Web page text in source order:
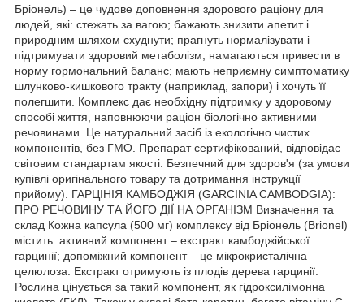
Бріонель) – це чудове доповнення здорового раціону для
людей, які: стежать за вагою; бажають знизити апетит і
природним шляхом схуднути; прагнуть нормалізувати і
підтримувати здоровий метаболізм; намагаються привести в
норму гормональний баланс; мають неприємну симптоматику
шлунково-кишкового тракту (наприклад, запори) і хочуть її
полегшити. Комплекс дає необхідну підтримку у здоровому
способі життя, наповнюючи раціон біологічно активними
речовинами. Це натуральний засіб із екологічно чистих
компонентів, без ГМО. Препарат сертифікований, відповідає
світовим стандартам якості. Безпечний для здоров'я (за умови
купівлі оригінального товару та дотримання інструкції
прийому). ГАРЦІНІЯ КАМБОДЖІЯ (GARCINIA CAMBODGIA):
ПРО РЕЧОВИНУ ТА ЙОГО ДІЇ НА ОРГАНІЗМ Визначення та
склад Кожна капсула (500 мг) комплексу від Бріонель (Brionel)
містить: активний компонент – екстракт камбоджійської
гарцинії; допоміжний компонент – це мікрокристалічна
целюлоза. Екстракт отримують із плодів дерева гарцинії.
Рослина цінується за такий компонент, як гідроксилімонна